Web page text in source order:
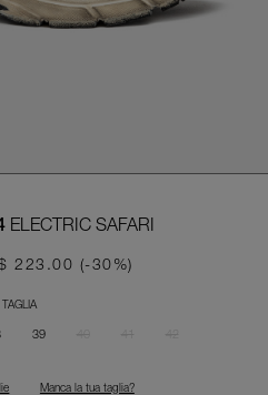
ELECTRIC SAFARI
223.00 (-30%)
TAGLIA
39
Manca la tua taglia?